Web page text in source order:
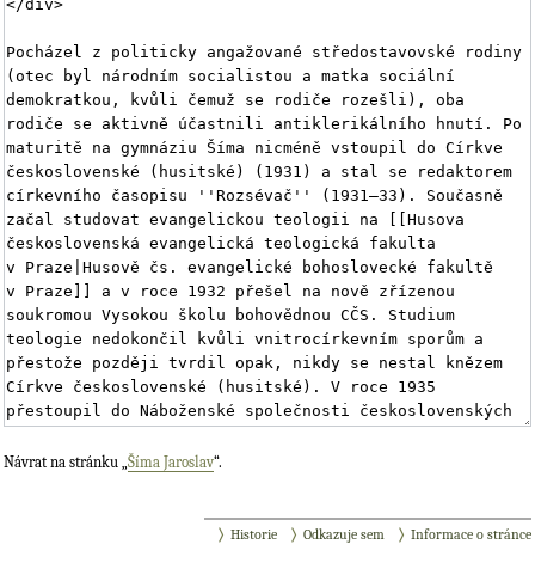
Návrat na stránku „ Šíma Jaroslav“.
Historie Odkazuje sem Informace o stránce